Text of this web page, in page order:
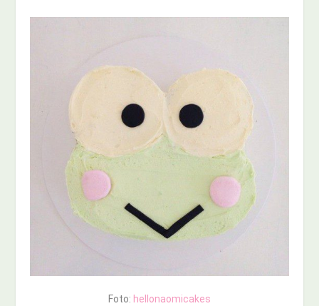
Foto: hellonaomicakes